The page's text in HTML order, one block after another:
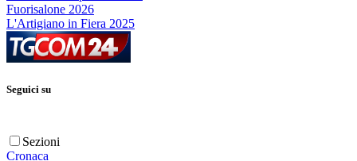
Fuorisalone 2026
L'Artigiano in Fiera 2025
Seguici su
Sezioni
Cronaca